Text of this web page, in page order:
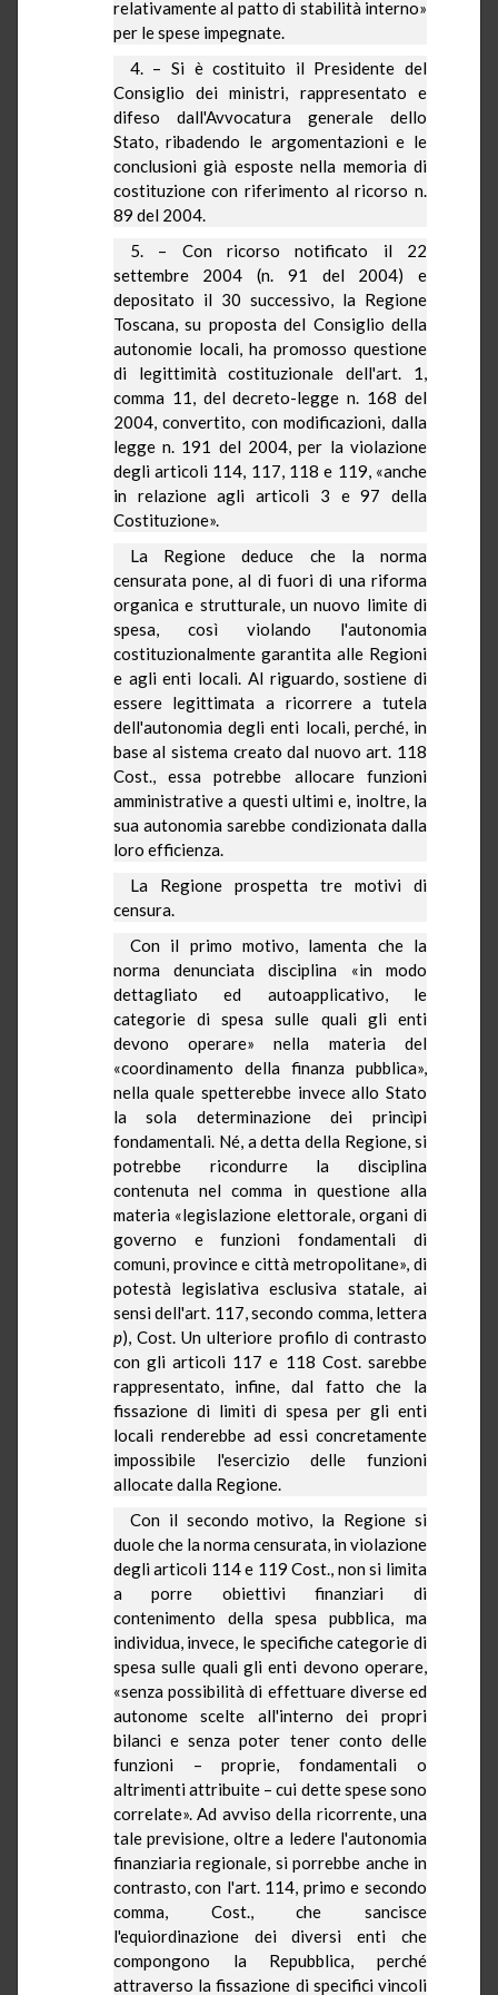
relativamente al patto di stabilità interno»
per le spese impegnate.
4. – Si è costituito il Presidente del
Consiglio dei ministri, rappresentato e
difeso dall'Avvocatura generale dello
Stato, ribadendo le argomentazioni e le
conclusioni già esposte nella memoria di
costituzione con riferimento al ricorso n.
89 del 2004.
5. – Con ricorso notificato il 22
settembre 2004 (n. 91 del 2004) e
depositato il 30 successivo, la Regione
Toscana, su proposta del Consiglio della
autonomie locali, ha promosso questione
di legittimità costituzionale dell'art. 1,
comma 11, del decreto-legge n. 168 del
2004, convertito, con modificazioni, dalla
legge n. 191 del 2004, per la violazione
degli articoli 114, 117, 118 e 119, «anche
in relazione agli articoli 3 e 97 della
Costituzione».
La Regione deduce che la norma
censurata pone, al di fuori di una riforma
organica e strutturale, un nuovo limite di
spesa, così violando l'autonomia
costituzionalmente garantita alle Regioni
e agli enti locali. Al riguardo, sostiene di
essere legittimata a ricorrere a tutela
dell'autonomia degli enti locali, perché, in
base al sistema creato dal nuovo art. 118
Cost., essa potrebbe allocare funzioni
amministrative a questi ultimi e, inoltre, la
sua autonomia sarebbe condizionata dalla
loro efficienza.
La Regioneprospetta tre motivi di
censura.
Con il primo motivo, lamenta che la
norma denunciata disciplina «in modo
dettagliato ed autoapplicativo, le
categorie di spesa sulle quali gli enti
devono operare» nella materia del
«coordinamento della finanza pubblica»,
nella quale spetterebbe invece allo Stato
la sola determinazione dei princìpi
fondamentali. Né, a detta della Regione, si
potrebbe ricondurre la disciplina
contenuta nel comma in questione alla
materia «legislazione elettorale, organi di
governo e funzioni fondamentali di
comuni, province e città metropolitane», di
potestà legislativa esclusiva statale, ai
sensi dell'art. 117, secondo comma, lettera
p), Cost. Un ulteriore profilo di contrasto
con gli articoli 117 e 118 Cost. sarebbe
rappresentato, infine, dal fatto che la
fissazione di limiti di spesa per gli enti
locali renderebbe ad essi concretamente
impossibile l'esercizio delle funzioni
allocate dalla Regione.
Con il secondo motivo, la Regione si
duole che la norma censurata, in violazione
degli articoli 114 e 119 Cost., non si limita
a porre obiettivi finanziari di
contenimento della spesa pubblica, ma
individua, invece, le specifiche categorie di
spesa sulle quali gli enti devono operare,
«senza possibilità di effettuare diverse ed
autonome scelte all'interno dei propri
bilanci e senza poter tener conto delle
funzioni – proprie, fondamentali o
altrimenti attribuite – cui dette spese sono
correlate». Ad avviso della ricorrente, una
tale previsione, oltre a ledere l'autonomia
finanziaria regionale, si porrebbe anche in
contrasto, con l'art. 114, primo e secondo
comma, Cost., che sancisce
l'equiordinazionedei diversi enti che
compongono la Repubblica, perché
attraverso la fissazione di specifici vincoli